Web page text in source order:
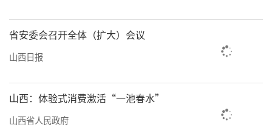
省安委会召开全体（扩大）会议
山西日报
山西：体验式消费激活“一池春水”
山西省人民政府